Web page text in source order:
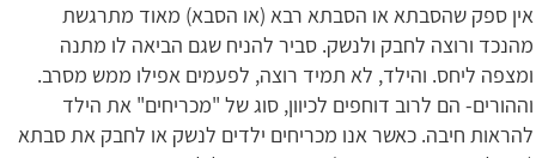
אין ספק שהסבתא או הסבתא רבא (או הסבא) מאוד מתרגשת
מהנכד ורוצה לחבק ולנשק. סביר להניח שגם הביאה לו מתנה
ומצפה ליחס. והילד, לא תמיד רוצה, לפעמים אפילו ממש מסרב.
וההורים- הם לרוב דוחפים לכיוון, סוג של "מכריחים" את הילד
להראות חיבה. כאשר אנו מכריחים ילדים לנשק או לחבק את סבתא